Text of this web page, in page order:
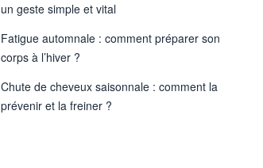
un geste simple et vital
Fatigue automnale : comment préparer son
corps à l’hiver ?
Chute de cheveux saisonnale : comment la
prévenir et la freiner ?